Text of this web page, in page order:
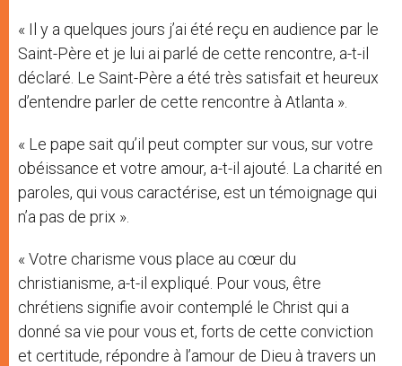
« Il y a quelques jours j’ai été reçu en audience par le
Saint-Père et je lui ai parlé de cette rencontre, a-t-il
déclaré. Le Saint-Père a été très satisfait et heureux
d’entendre parler de cette rencontre à Atlanta ».
« Le pape sait qu’il peut compter sur vous, sur votre
obéissance et votre amour, a-t-il ajouté. La charité en
paroles, qui vous caractérise, est un témoignage qui
n’a pas de prix ».
« Votre charisme vous place au cœur du
christianisme, a-t-il expliqué. Pour vous, être
chrétiens signifie avoir contemplé le Christ qui a
donné sa vie pour vous et, forts de cette conviction
et certitude, répondre à l’amour de Dieu à travers un